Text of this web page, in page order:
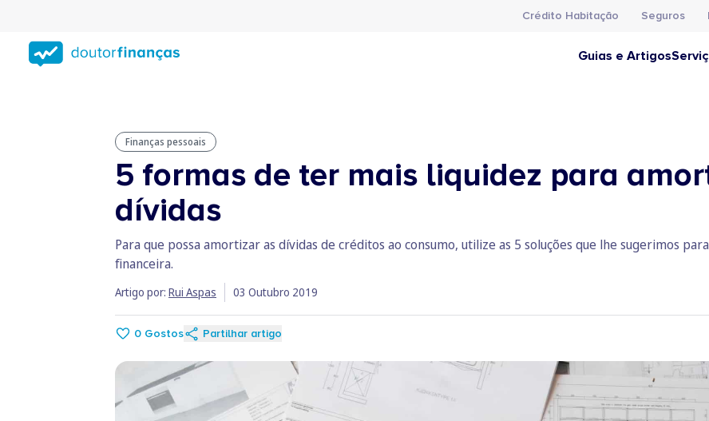
conteúdo
principal
Crédito Habitação Seguros
Guias e Artigos
Finanças pessoais
5 formas de ter mais liquidez para
dívidas
Para que possa amortizar as dívidas de créditos ao consumo, utilize as 5 soluções que lhe sugerimos
financeira.
Artigo por: Rui Aspas 03 Outubro 2019
0 Gostos Partilhar artigo